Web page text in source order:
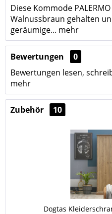
Diese Kommode
Walnussbraun gehalten
geräumige... mehr
Bewertungen
0
Bewertungen lesen,
mehr
Zubehör 10
Dogtas